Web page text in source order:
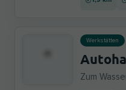
Werkstätten
Zum